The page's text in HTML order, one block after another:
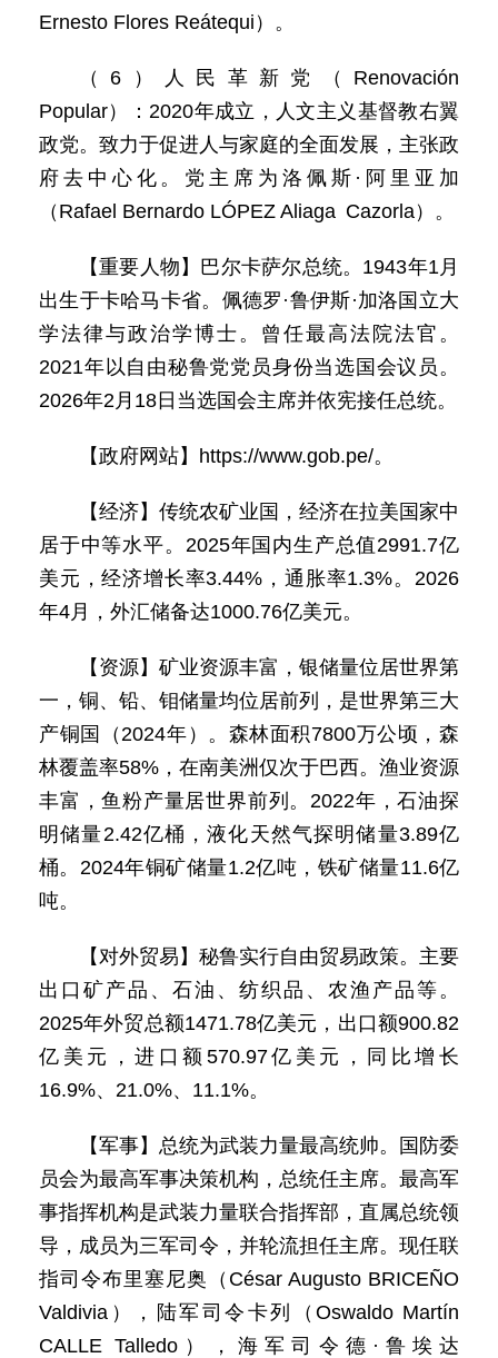
Ernesto Flores Reátequi）。
（6）人民革新党（Renovación
Popular）：2020年成立，人文主义基督教右翼
政党。致力于促进人与家庭的全面发展，主张政
府去中心化。党主席为洛佩斯·阿里亚加
（Rafael Bernardo LÓPEZ Aliaga Cazorla）。
【重要人物】巴尔卡萨尔总统。1943年1月
出生于卡哈马卡省。佩德罗·鲁伊斯·加洛国立大
学法律与政治学博士。曾任最高法院法官。
2021年以自由秘鲁党党员身份当选国会议员。
2026年2月18日当选国会主席并依宪接任总统。
【政府网站】https://www.gob.pe/。
【经济】传统农矿业国，经济在拉美国家中
居于中等水平。2025年国内生产总值2991.7亿
美元，经济增长率3.44%，通胀率1.3%。2026
年4月，外汇储备达1000.76亿美元。
【资源】矿业资源丰富，银储量位居世界第
一，铜、铅、钼储量均位居前列，是世界第三大
产铜国（2024年）。森林面积7800万公顷，森
林覆盖率58%，在南美洲仅次于巴西。渔业资源
丰富，鱼粉产量居世界前列。2022年，石油探
明储量2.42亿桶，液化天然气探明储量3.89亿
桶。2024年铜矿储量1.2亿吨，铁矿储量11.6亿
吨。
【对外贸易】秘鲁实行自由贸易政策。主要
出口矿产品、石油、纺织品、农渔产品等。
2025年外贸总额1471.78亿美元，出口额900.82
亿美元，进口额570.97亿美元，同比增长
16.9%、21.0%、11.1%。
【军事】总统为武装力量最高统帅。国防委
员会为最高军事决策机构，总统任主席。最高军
事指挥机构是武装力量联合指挥部，直属总统领
导，成员为三军司令，并轮流担任主席。现任联
指司令布里塞尼奥（César Augusto BRICEÑO
Valdivia），陆军司令卡列（Oswaldo Martín
CALLE Talledo），海军司令德·鲁埃达